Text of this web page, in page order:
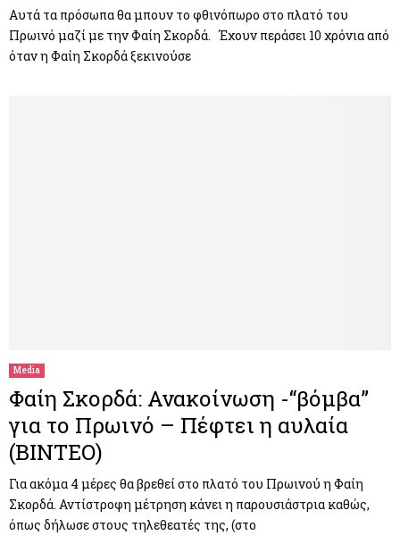
Αυτά τα πρόσωπα θα μπουν το φθινόπωρο στο πλατό του
Πρωινό μαζί με την Φαίη Σκορδά. Έχουν περάσει 10 χρόνια από
όταν η Φαίη Σκορδά ξεκινούσε
Media
Φαίη Σκορδά: Ανακοίνωση -“βόμβα”
για το Πρωινό – Πέφτει η αυλαία
(ΒΙΝΤΕΟ)
Για ακόμα 4 μέρες θα βρεθεί στο πλατό του Πρωινού η Φαίη
Σκορδά. Αντίστροφη μέτρηση κάνει η παρουσιάστρια καθώς,
όπως δήλωσε στους τηλεθεατές της, (στο